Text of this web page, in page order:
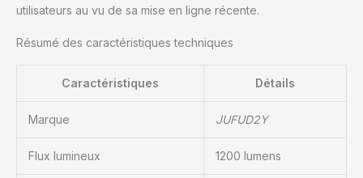
jamais à vous soucier de
manquer d'énergie.
Confortable et légère
longue durée : légère et
réglable qui brille dans le
offre un ajustement
utilisateurs au vu de sa mise en ligne récente.
Résumé des caractéristiques techniques
Caractéristiques Détails
Marque JUFUD2Y
Flux lumineux 1200 lumens